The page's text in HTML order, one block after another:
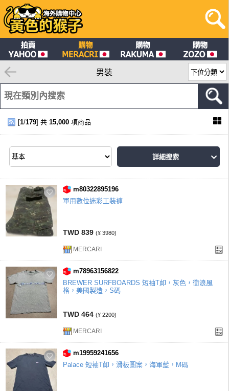
男裝
[1/179] 共 15,000 項商品
詳細搜索
m80322895196
軍用數位迷彩工裝褲
TWD 839 (¥ 3980)
MERCARI
m78963156822
BREWER SURFBOARDS 短袖T卹，灰色，衝浪風
格，美國製造，S碼
TWD 464 (¥ 2200)
MERCARI
m19959241656
Palace 短袖T卹，滑板圖案，海軍藍，M碼